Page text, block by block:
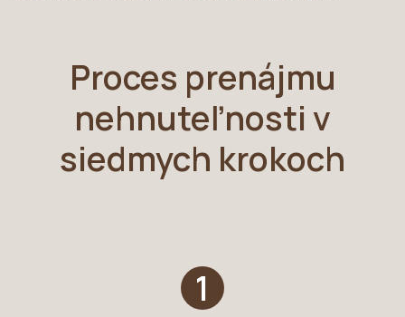
Proces prenájmu
nehnuteľnosti v
siedmych krokoch
1